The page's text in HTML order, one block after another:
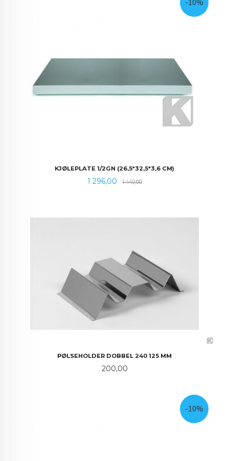
KJØLEPLATE 1/2GN (26,5*32,5*3,6 CM)
Tilbud
1 296,00 1 440,00Rabatt
-10%
PØLSEHOLDER DOBBEL 240 125 MM
Pris
200,00
-10%